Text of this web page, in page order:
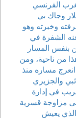
الفرنسي
وجاك بي
وخبرته وهو
الشفرة في
بنفس المسار
من ناحية، ومن
مساره منذ
والجزيري
في إدارة
مزاوجة قسرية
للفنون الفرجوية) L'interference des arts الذي يعيش